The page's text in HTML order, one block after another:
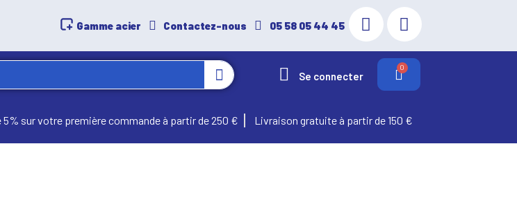
Gamme acier Contactez-nous 05 58 05 44 45
Se connecter
5% sur votre première commande à partir de 250 € Livraison gratuite à partir de 150 €